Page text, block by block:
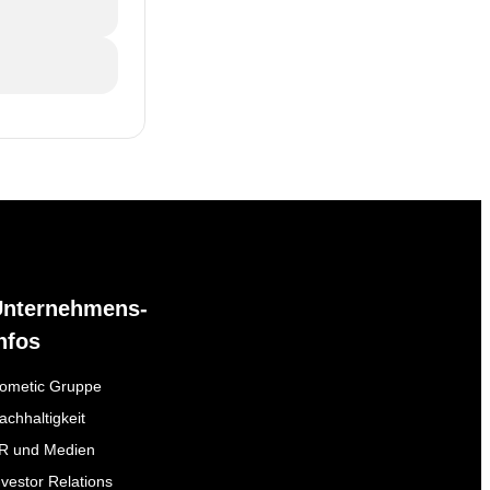
Gruppe
und Medien
Relations